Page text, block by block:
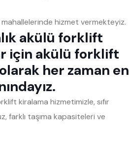
hizmet vermekteyiz.
akülü forklift
için akülü forklift
her zaman en
kiralama hizmetimizle, sıfır
farklı taşıma kapasiteleri ve